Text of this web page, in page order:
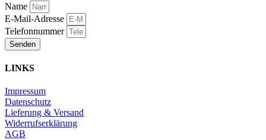
Name
E-Mail-Adresse
Telefonnummer
Senden
LINKS
Impressum
Datenschutz
Lieferung & Versand
Widerrufserklärung
AGB